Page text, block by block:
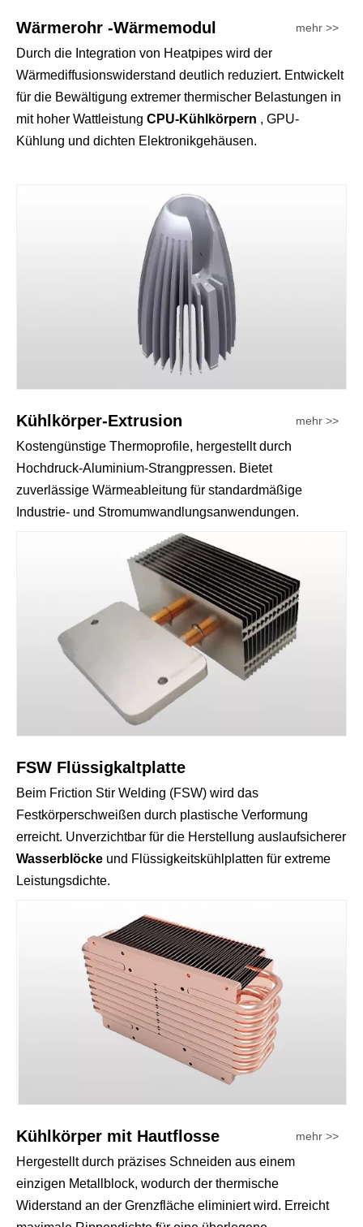
Wärmerohr -Wärmemodul mehr >>
Durch die Integration von Heatpipes wird der
Wärmediffusionswiderstand deutlich reduziert. Entwickelt
für die Bewältigung extremer thermischer Belastungen in
mit hoher Wattleistung CPU-Kühlkörpern , GPU-
Kühlung und dichten Elektronikgehäusen.
Kühlkörper-Extrusion mehr >>
Kostengünstige Thermoprofile, hergestellt durch
Hochdruck-Aluminium-Strangpressen. Bietet
zuverlässige Wärmeableitung für standardmäßige
Industrie- und Stromumwandlungsanwendungen.
FSW Flüssigkaltplatte
Beim Friction Stir Welding (FSW) wird das
Festkörperschweißen durch plastische Verformung
erreicht. Unverzichtbar für die Herstellung auslaufsicherer
Wasserblöcke und Flüssigkeitskühlplatten für extreme
Leistungsdichte.
Kühlkörper mit Hautflosse mehr >>
Hergestellt durch präzises Schneiden aus einem
einzigen Metallblock, wodurch der thermische
Widerstand an der Grenzfläche eliminiert wird. Erreicht